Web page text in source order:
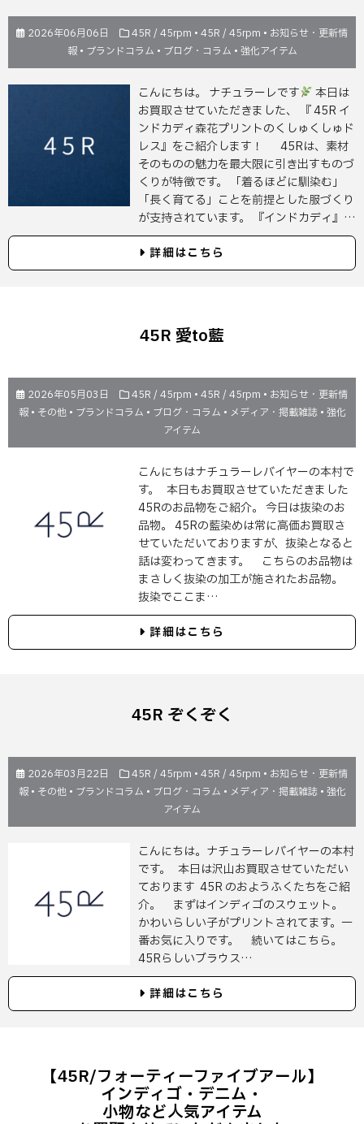
2026年06月06日 45R / 45rpm • 45R / 45rpm • お知らせ・更新情
報• ブランドコラム • ブログ・コラム • 強化アイテム
こんにちは。 ナチュラーレです
本日は
お買取させていただきました、 『 45R イ
ンドカディ森花プリントのくしゅくしゅド
レス』をご紹介します！ 45Rは、素材
そのものの魅力を最大限に引き出すものづ
くりが特徴です。 「着るほどに馴染む」
「長く育てる」ことを前提とした服づくり
が支持されています。 『インドカディ』…
詳細はこちら
45R 愛to藍
2026年05月03日 45R / 45rpm • 45R / 45rpm • お知らせ・更新情
報• その他• ブランドコラム • ブログ・コラム • メディア・掲載雑誌• 強化
アイテム
こんにちはナチュラーレバイヤーの本村で
す。 本日もお買取させていただきました
45Rのお品物をご紹介。 今日は抜染のお
品物。 45Rの藍染めは常に高価お買取さ
せていただいておりますが、抜染となると
話は変わってきます。 こちらのお品物は
まさしく抜染の加工が施されたお品物。
抜染でここま…
詳細はこちら
45R ぞくぞく
2026年03月22日 45R / 45rpm • 45R / 45rpm • お知らせ・更新情
報• その他• ブランドコラム • ブログ・コラム • メディア・掲載雑誌• 強化
アイテム
こんにちは。ナチュラーレバイヤーの本村
です。 本日は沢山お買取させていただい
ております 45R のおようふくたちをご紹
介。 まずはインディゴのスウェット。
かわいらしい子がプリントされてます。一
番お気に入りです。 続いてはこちら。
45Rらしいブラウス…
詳細はこちら
【45R/フォーティーファイブアール】
インディゴ・デニム・
小物など人気アイテム